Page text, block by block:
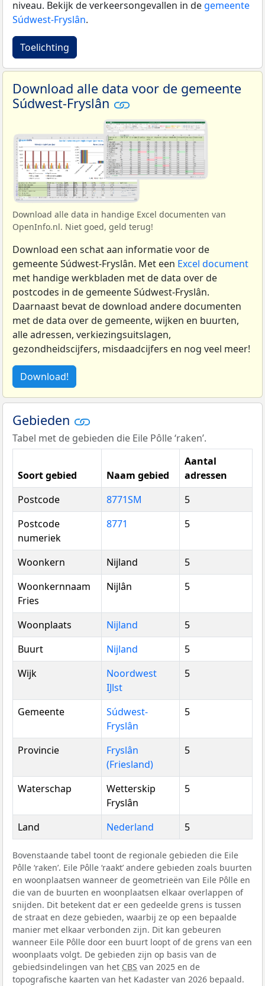
niveau. Bekijk de verkeersongevallen in de gemeente
Súdwest-Fryslân.
Toelichting
Download alle data voor de gemeente
Súdwest-Fryslân
Download alle data in handige Excel documenten van
OpenInfo.nl. Niet goed, geld terug!
Download een schat aan informatie voor de
gemeente Súdwest-Fryslân. Met een Excel document
met handige werkbladen met de data over de
postcodes in de gemeente Súdwest-Fryslân.
Daarnaast bevat de download andere documenten
met de data over de gemeente, wijken en buurten,
alle adressen, verkiezingsuitslagen,
gezondheidscijfers, misdaadcijfers en nog veel meer!
Download!
Gebieden
Tabel met de gebieden die Eile Pôlle ‘raken’.
Soort gebied Naam gebied
Aantal
adressen
Postcode
8771SM
5
Postcode
numeriek
8771 5
Woonkern Nijland
5
Woonkernnaam
Fries
Nijlân 5
Woonplaats Nijland
5
Buurt
Nijland
5
Wijk
Noordwest
IJlst
5
Gemeente
Súdwest-
Fryslân
5
Provincie
Fryslân
(Friesland)
5
Waterschap
Wetterskip
Fryslân
5
Land Nederland 5
Bovenstaande tabel toont de regionale gebieden die Eile
Pôlle ‘raken’. Eile Pôlle ‘raakt’ andere gebieden zoals buurten
en woonplaatsen wanneer de geometrieën van Eile Pôlle en
die van de buurten en woonplaatsen elkaar overlappen of
snijden. Dit betekent dat er een gedeelde grens is tussen
de straat en deze gebieden, waarbij ze op een bepaalde
manier met elkaar verbonden zijn. Dit kan gebeuren
wanneer Eile Pôlle door een buurt loopt of de grens van een
woonplaats volgt. De gebieden zijn op basis van de
gebiedsindelingen van het CBS van 2025 en de
topografische kaarten van het Kadaster van 2026 bepaald.